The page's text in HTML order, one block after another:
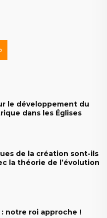
le développement du
dans les Églises
de la création sont-ils
la théorie de l’évolution
notre roi approche !